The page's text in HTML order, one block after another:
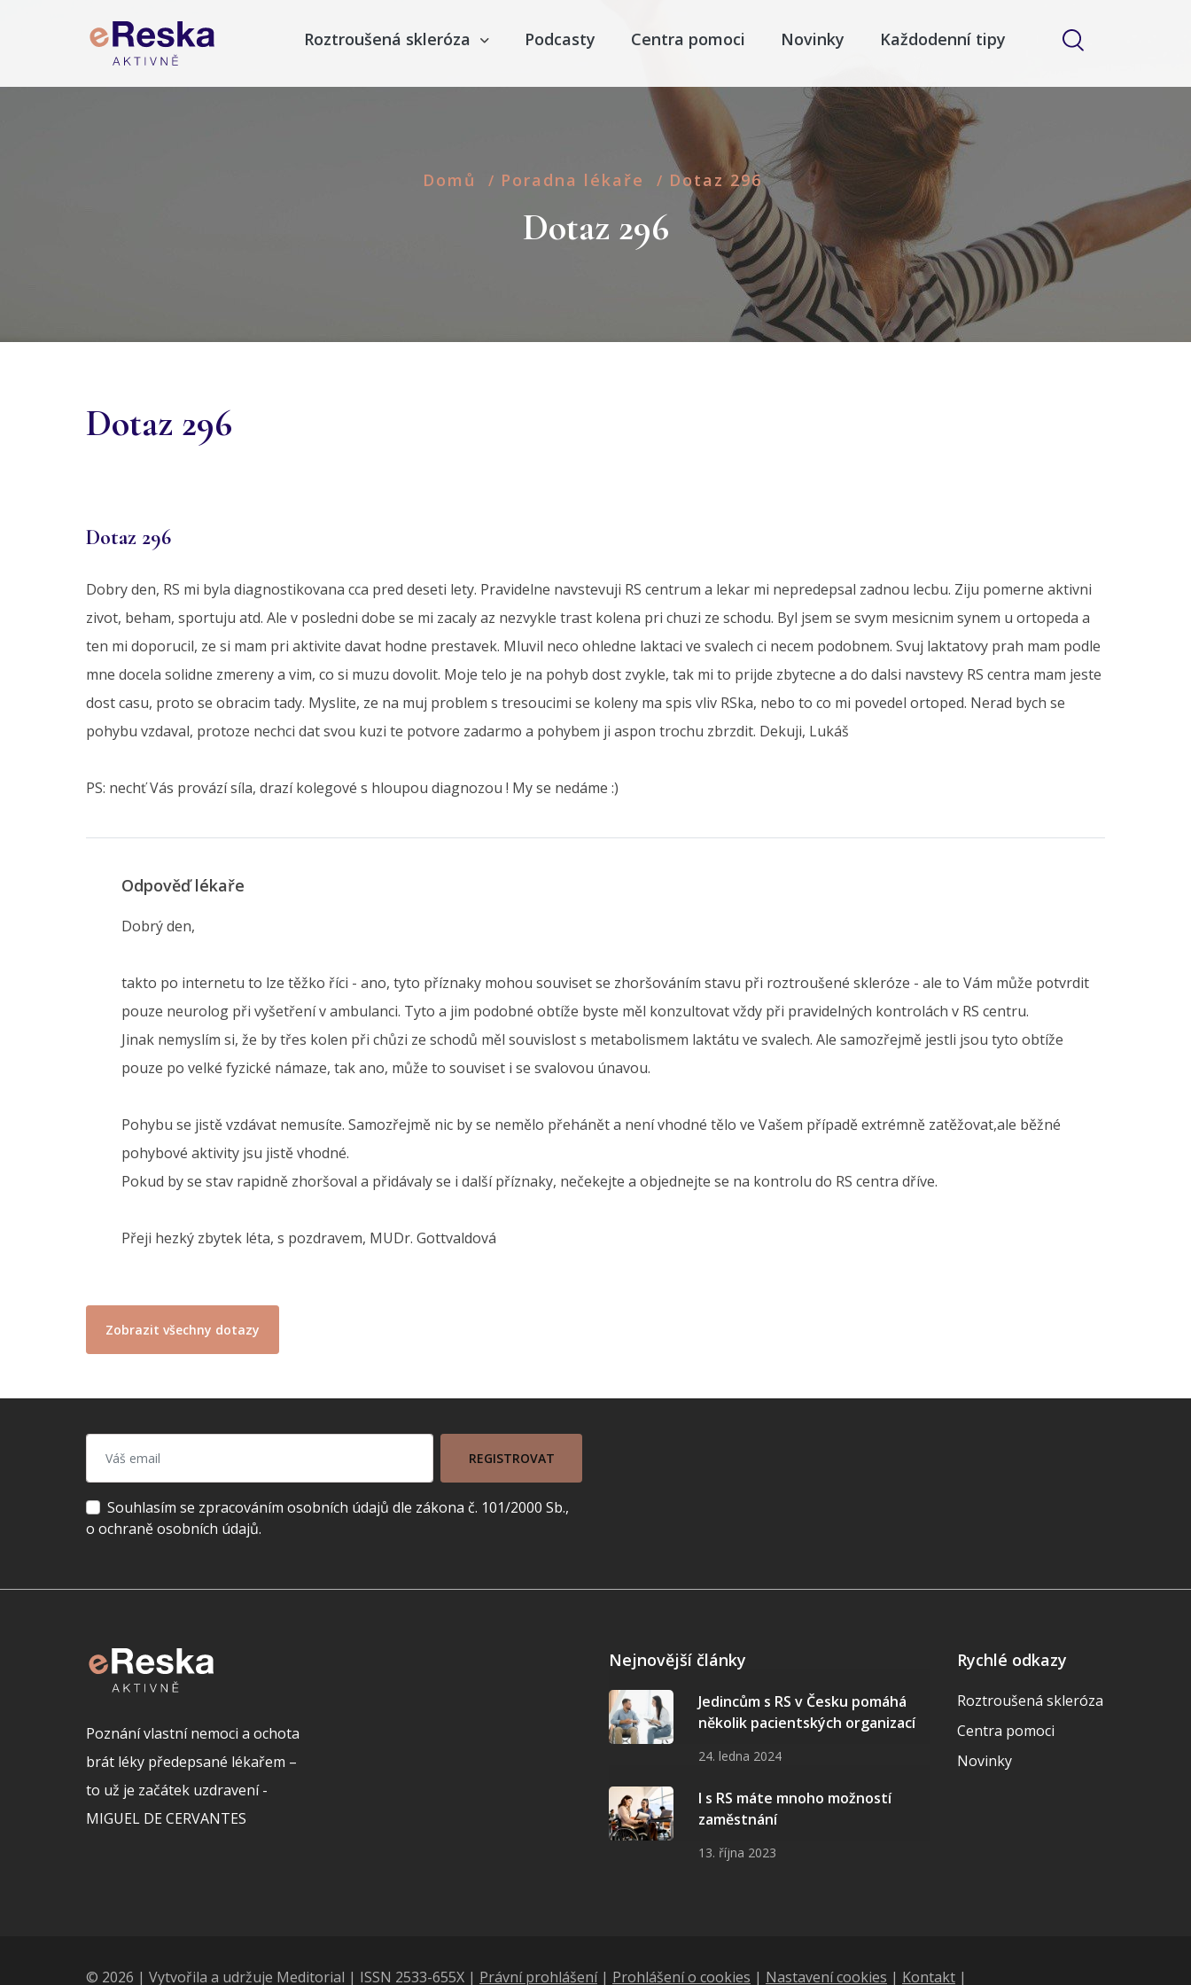
Roztroušená skleróza Podcasty Centra pomoci Novinky Každodenní tipy
Domů / Poradna lékaře / Dotaz 296
Dotaz 296
Dotaz 296
Dotaz 296
Dobry den, RS mi byla diagnostikovana cca pred deseti lety. Pravidelne navstevuji RS centrum a lekar mi nepredepsal zadnou lecbu. Ziju pomerne aktivni
zivot, beham, sportuju atd. Ale v posledni dobe se mi zacaly az nezvykle trast kolena pri chuzi ze schodu. Byl jsem se svym mesicnim synem u ortopeda a
ten mi doporucil, ze si mam pri aktivite davat hodne prestavek. Mluvil neco ohledne laktaci ve svalech ci necem podobnem. Svuj laktatovy prah mam podle
mne docela solidne zmereny a vim, co si muzu dovolit. Moje telo je na pohyb dost zvykle, tak mi to prijde zbytecne a do dalsi navstevy RS centra mam jeste
dost casu, proto se obracim tady. Myslite, ze na muj problem s tresoucimi se koleny ma spis vliv RSka, nebo to co mi povedel ortoped. Nerad bych se
pohybu vzdaval, protoze nechci dat svou kuzi te potvore zadarmo a pohybem ji aspon trochu zbrzdit. Dekuji, Lukáš
PS: nechť Vás provází síla, drazí kolegové s hloupou diagnozou ! My se nedáme :)
Odpověď lékaře
Dobrý den,
takto po internetu to lze těžko říci - ano, tyto příznaky mohou souviset se zhoršováním stavu při roztroušené skleróze - ale to Vám může potvrdit
pouze neurolog při vyšetření v ambulanci. Tyto a jim podobné obtíže byste měl konzultovat vždy při pravidelných kontrolách v RS centru.
Jinak nemyslím si, že by třes kolen při chůzi ze schodů měl souvislost s metabolismem laktátu ve svalech. Ale samozřejmě jestli jsou tyto obtíže
pouze po velké fyzické námaze, tak ano, může to souviset i se svalovou únavou.
Pohybu se jistě vzdávat nemusíte. Samozřejmě nic by se nemělo přehánět a není vhodné tělo ve Vašem případě extrémně zatěžovat,ale běžné
pohybové aktivity jsu jistě vhodné.
Pokud by se stav rapidně zhoršoval a přidávaly se i další příznaky, nečekejte a objednejte se na kontrolu do RS centra dříve.
Přeji hezký zbytek léta, s pozdravem, MUDr. Gottvaldová
Zobrazit všechny dotazy
REGISTROVAT
Souhlasím se zpracováním osobních údajů dle zákona č. 101/2000 Sb.,
o ochraně osobních údajů.
Poznání vlastní nemoci a ochota
brát léky předepsané lékařem –
to už je začátek uzdravení -
MIGUEL DE CERVANTES
Nejnovější články
Jedincům s RS v Česku pomáhá
několik pacientských organizací
24. ledna 2024
I s RS máte mnoho možností
zaměstnání
13. října 2023
Rychlé odkazy
Roztroušená skleróza
Centra pomoci
Novinky
© 2026 | Vytvořila a udržuje Meditorial | ISSN 2533-655X | Právní prohlášení| Prohlášení o cookies | Nastavení cookies | Kontakt |